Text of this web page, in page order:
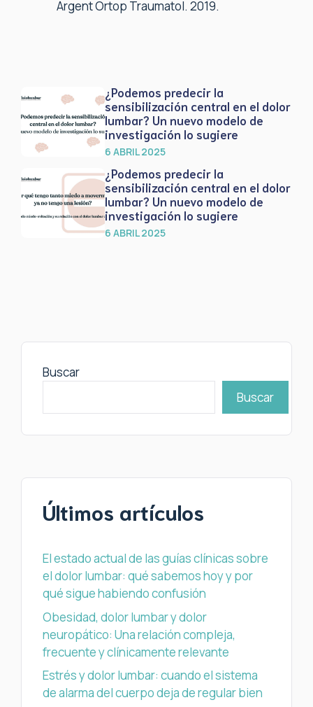
Argent Ortop Traumatol. 2019.
¿Podemos predecir la
sensibilización central en el dolor
lumbar? Un nuevo modelo de
investigación lo sugiere
6 ABRIL 2025
¿Podemos predecir la
sensibilización central en el dolor
lumbar? Un nuevo modelo de
investigación lo sugiere
6 ABRIL 2025
Buscar
Buscar
Últimos artículos
El estado actual de las guías clínicas sobre
el dolor lumbar: qué sabemos hoy y por
qué sigue habiendo confusión
Obesidad, dolor lumbar y dolor
neuropático: Una relación compleja,
frecuente y clínicamente relevante
Estrés y dolor lumbar: cuando el sistema
de alarma del cuerpo deja de regular bien